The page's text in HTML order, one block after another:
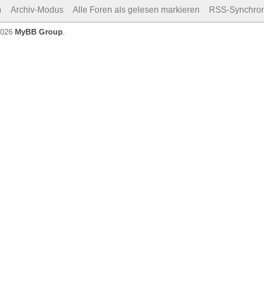
Archiv-Modus Alle Foren als gelesen markieren RSS-
MyBB Group.